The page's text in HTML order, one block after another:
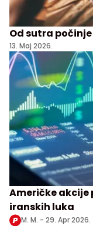
Od sutra
13. Maj 2026.
Američke
iranskih luka
M. M. - 29. Apr 2026.